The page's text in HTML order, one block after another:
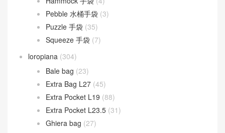
Pebble 水桶手袋 (3)
Puzzle 手袋 (35)
Squeeze 手袋 (7)
loropiana (304)
Bale bag (23)
Extra Bag L27 (45)
Extra Pocket L19 (88)
Extra Pocket L23.5 (31)
Ghiera bag (27)